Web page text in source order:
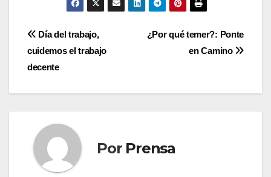
Navegación
de
entradas
¿Por qué temer?: Ponte
en Camino
Día del trabajo,
cuidemos el trabajo
decente
Por Prensa